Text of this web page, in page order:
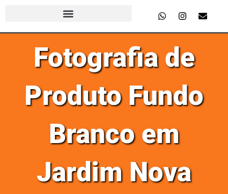
Fotografia de
Produto Fundo
Branco em
Jardim Nova